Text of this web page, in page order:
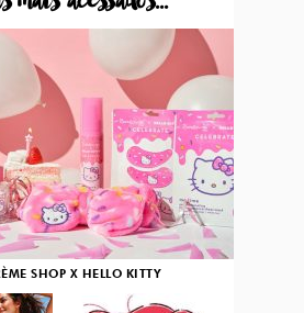
SHOP X HELLO KITTY